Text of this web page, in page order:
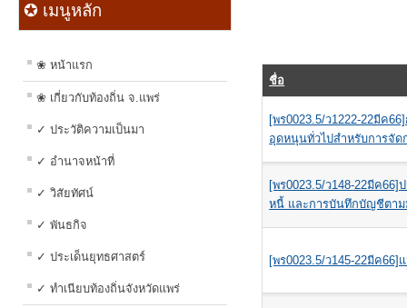
✪ เมนูหลัก
❀ หน้าแรก
❀ เกี่ยวกับท้องถิ่น จ.แพร่
✓ ประวัติความเป็นมา
✓ อำนาจหน้าที่
✓ วิสัยทัศน์
✓ พันธกิจ
✓ ประเด็นยุทธศาสตร์
✓ ทำเนียบท้องถิ่นจังหวัดแพร่
ชื่อ
[พร0023.5/ว1222-22มีค
อุดหนุนทั่วไปสำหรับการจั
[พร0023.5/ว148-22มีค
หนี้ และการบันทึกบัญชีตา
[พร0023.5/ว145-22มีค66]